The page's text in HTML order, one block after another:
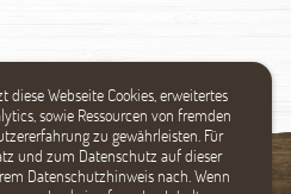
diese Webseite Cookies, erweitertes
sowie Ressourcen von fremden
zu gewährleisten. Für
und zum Datenschutz auf dieser
Datenschutzhinweis nach. Wenn